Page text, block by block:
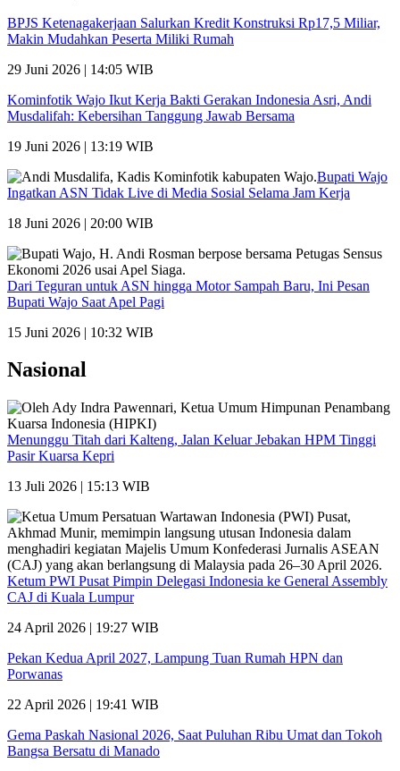
BPJS Ketenagakerjaan Salurkan Kredit Konstruksi Rp17,5 Miliar,
Makin Mudahkan Peserta Miliki Rumah
29 Juni 2026 | 14:05 WIB
Kominfotik Wajo Ikut Kerja Bakti Gerakan Indonesia Asri, Andi
Musdalifah: Kebersihan Tanggung Jawab Bersama
19 Juni 2026 | 13:19 WIB
Bupati Wajo
Ingatkan ASN Tidak Live di Media Sosial Selama Jam Kerja
18 Juni 2026 | 20:00 WIB
Dari Teguran untuk ASN hingga Motor Sampah Baru, Ini Pesan
Bupati Wajo Saat Apel Pagi
15 Juni 2026 | 10:32 WIB
Nasional
Menunggu Titah dari Kalteng, Jalan Keluar Jebakan HPM Tinggi
Pasir Kuarsa Kepri
13 Juli 2026 | 15:13 WIB
Ketum PWI Pusat Pimpin Delegasi Indonesia ke General Assembly
CAJ di Kuala Lumpur
24 April 2026 | 19:27 WIB
Pekan Kedua April 2027, Lampung Tuan Rumah HPN dan
Porwanas
22 April 2026 | 19:41 WIB
Gema Paskah Nasional 2026, Saat Puluhan Ribu Umat dan Tokoh
Bangsa Bersatu di Manado